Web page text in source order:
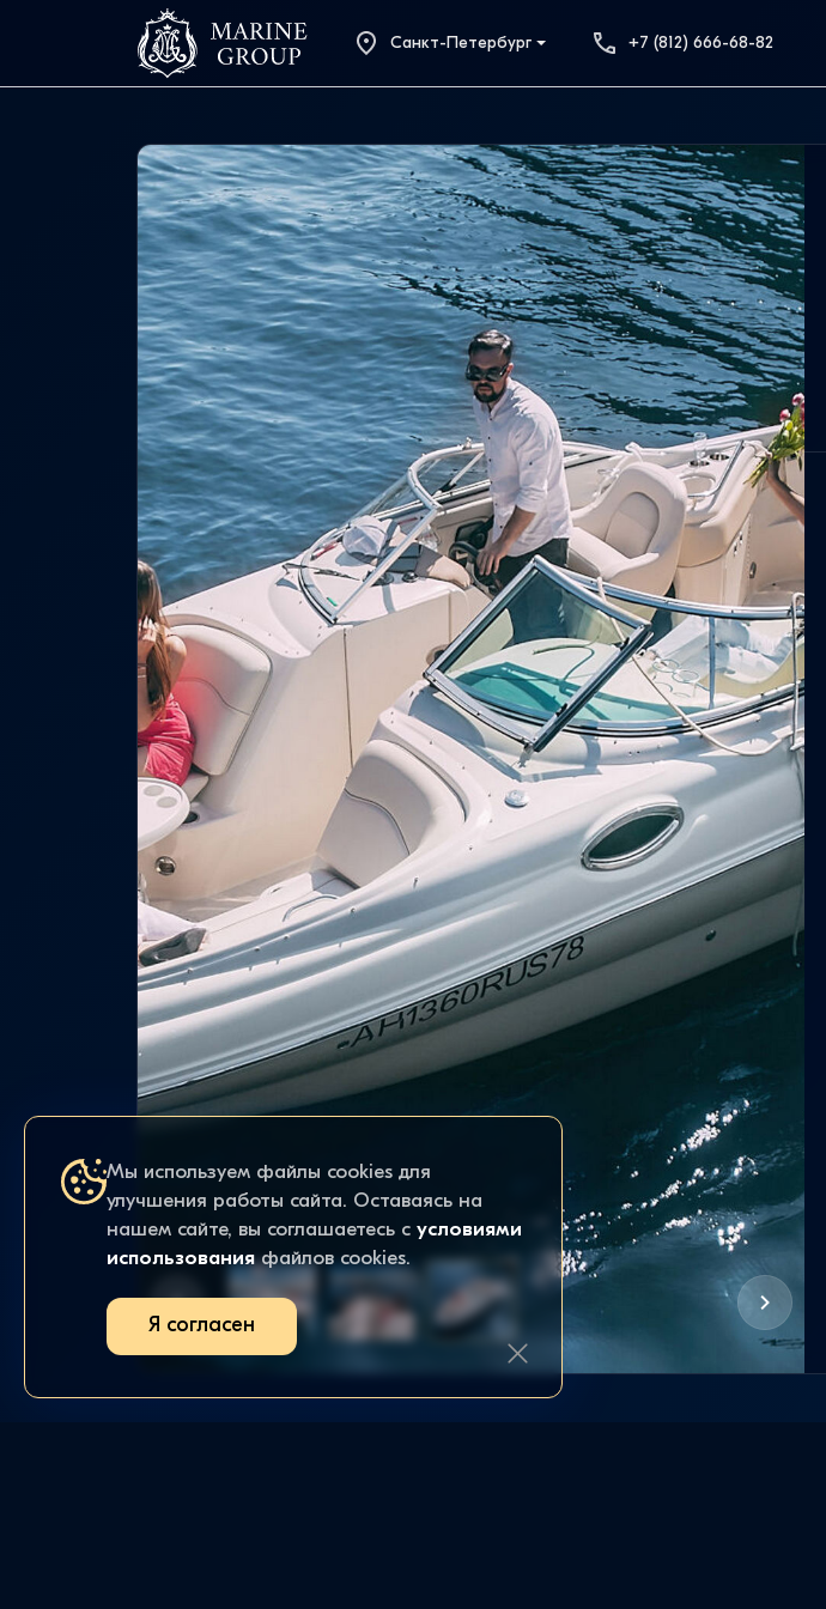
Санкт-Петербург +7 (812) 666-68-82
Мы используем файлы cookies для
улучшения работы сайта. Оставаясь на
нашем сайте, вы соглашаетесь с условиями
использованияфайлов cookies.
Я согласен